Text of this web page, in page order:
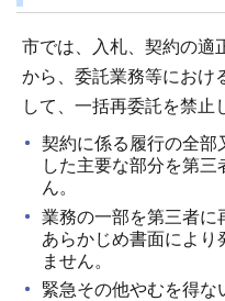
市では、入札、契約の適
から、委託業務等におけ
して、一括再委託を禁止
契約に係る履行の全部
した主要な部分を第
ん。
業務の一部を第三者に
あらかじめ書面により
ません。
緊急その他やむを得な